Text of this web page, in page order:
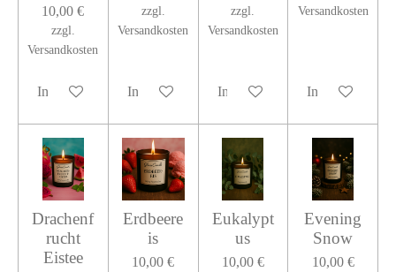
10,00 €
zzgl.
Versandkosten
In den Warenkorb
zzgl.
Versandkosten
In den Warenkorb
zzgl.
Versandkosten
In den Warenkorb
Versandkosten
In den
Drachenf
rucht
Eistee
Erdbeere
is
10,00 €
Eukalypt
us
10,00 €
Evening
Snow
10,00 €